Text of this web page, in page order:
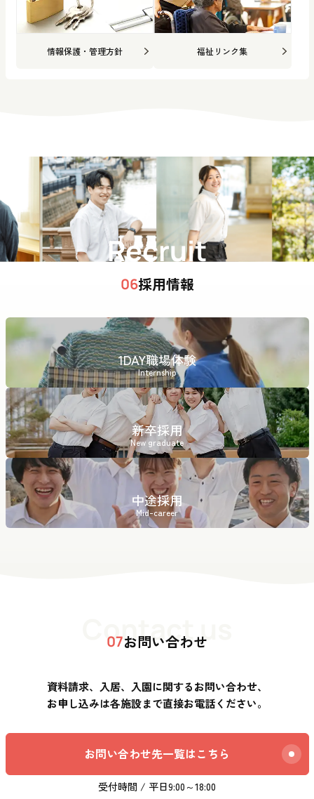
情報保護・管理方針 福祉リンク集
Recruit
06採用情報
1DAY職場体験
Internship
新卒採用
New graduate
中途採用
Mid-career
Contact us
07お問い合わせ
資料請求、入居、入園に関するお問い合わせ、
お申し込みは各施設まで直接お電話ください。
お問い合わせ先一覧はこちら
受付時間 / 平日9:00～18:00